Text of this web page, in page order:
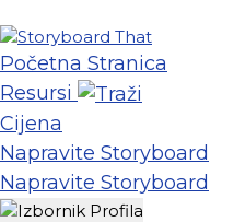
Početna Stranica
Resursi
Cijena
Napravite Storyboard
Napravite Storyboard